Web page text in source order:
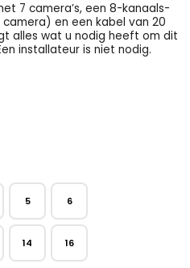
7 camera’s, een 8-kanaals-
en een kabel van 20
alles wat u nodig heeft om dit
installateur is niet nodig.
5 6
14 16